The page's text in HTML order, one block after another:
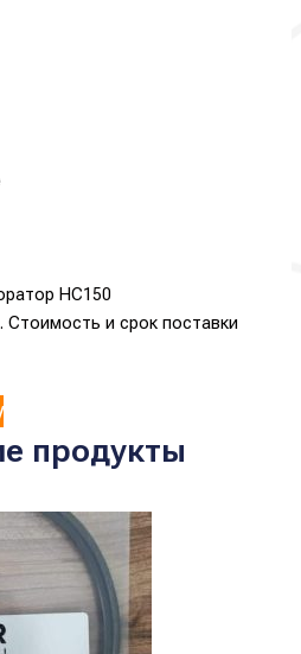
HC150
Стоимость и срок поставки
продукты